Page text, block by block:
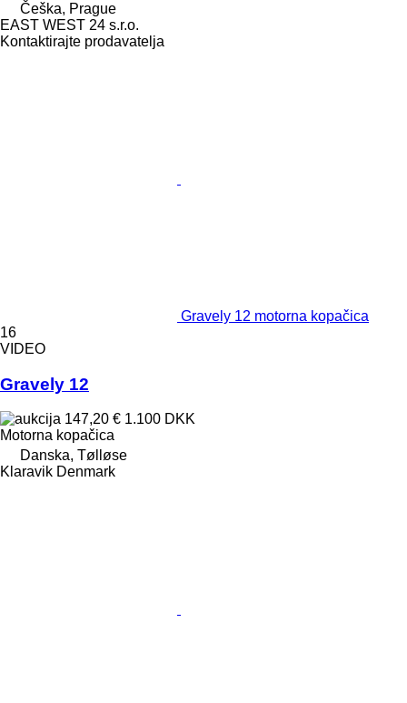
Češka, Prague
EAST WEST 24 s.r.o.
Kontaktirajte prodavatelja
Gravely 12 motorna kopačica
16
VIDEO
Gravely 12
147,20 € 1.100 DKK
Motorna kopačica
Danska, Tølløse
Klaravik Denmark